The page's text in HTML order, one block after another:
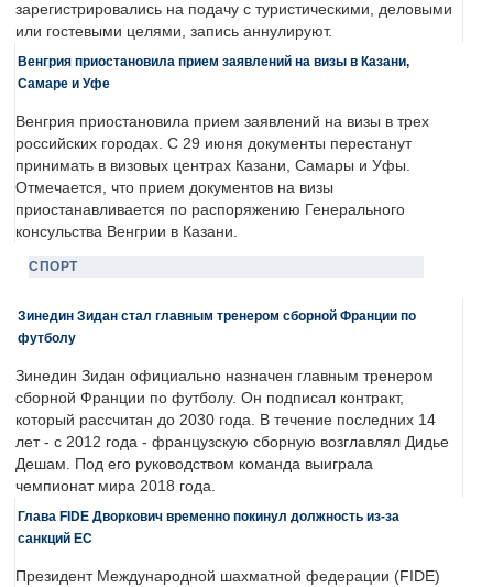
зарегистрировались на подачу с туристическими, деловыми
или гостевыми целями, запись аннулируют.
Венгрия приостановила прием заявлений на визы в Казани,
Самаре и Уфе
Венгрия приостановила прием заявлений на визы в трех
российских городах. С 29 июня документы перестанут
принимать в визовых центрах Казани, Самары и Уфы.
Отмечается, что прием документов на визы
приостанавливается по распоряжению Генерального
консульства Венгрии в Казани.
СПОРТ
Зинедин Зидан стал главным тренером сборной Франции по
футболу
Зинедин Зидан официально назначен главным тренером
сборной Франции по футболу. Он подписал контракт,
который рассчитан до 2030 года. В течение последних 14
лет - с 2012 года - французскую сборную возглавлял Дидье
Дешам. Под его руководством команда выиграла
чемпионат мира 2018 года.
Глава FIDE Дворкович временно покинул должность из-за
санкций ЕС
Президент Международной шахматной федерации (FIDE)